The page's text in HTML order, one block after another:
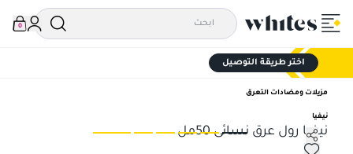
0
اختر طريقة التوصيل
مزيلات ومضادات التعرق
نيفيا
نيفيا رول عرق نسائى 50مل